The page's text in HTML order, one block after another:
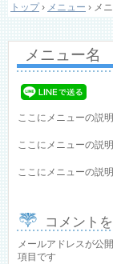
ン
へ
トップ › メニュー › メ
メニュー名
ここにメニューの説
ここにメニューの説
ここにメニューの説
コメント
メールアドレスが公
項目です